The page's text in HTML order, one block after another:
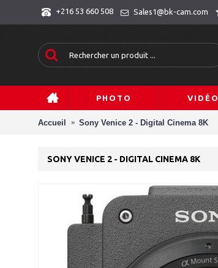
+216 53 660 508 Sales1@bk-cam.com
PHOTO VIDÉO
Accueil Sony Venice 2 - Digital Cinema 8K
SONY VENICE 2 - DIGITAL CINEMA 8K